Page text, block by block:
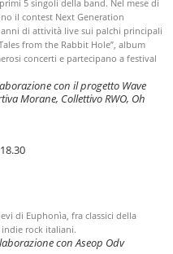
5 singoli della band. Nel mese di
il contest Next Generation
di attività live sui palchi principali
from the Rabbit Hole”, album
concerti e partecipano a festival
con il progetto Wave
Morane, Collettivo RWO, Oh
di Euphonìa, fra classici della
rock italiani.
con Aseop Odv